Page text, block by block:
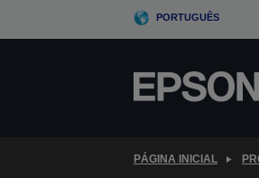
PORTUGUÊS
PÁGINA INICIAL